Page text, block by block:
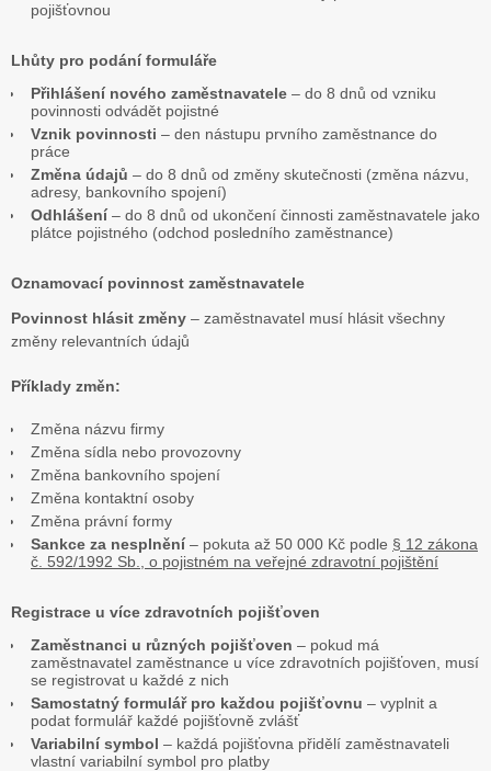
pojišťovnou
Lhůty pro podání formuláře
Přihlášení nového zaměstnavatele – do 8 dnů od vzniku
povinnosti odvádět pojistné
Vznik povinnosti – den nástupu prvního zaměstnance do
práce
Změna údajů – do 8 dnů od změny skutečnosti (změna názvu,
adresy, bankovního spojení)
Odhlášení– do 8 dnů od ukončení činnosti zaměstnavatele jako
plátce pojistného (odchod posledního zaměstnance)
Oznamovací povinnost zaměstnavatele
Povinnost hlásit změny – zaměstnavatel musí hlásit všechny
změny relevantních údajů
Příklady změn:
Změna názvu firmy
Změna sídla nebo provozovny
Změna bankovního spojení
Změna kontaktní osoby
Změna právní formy
Sankce za nesplnění– pokuta až 50 000 Kč podle § 12 zákona
č. 592/1992 Sb., o pojistném na veřejné zdravotní pojištění
Registrace u více zdravotních pojišťoven
Zaměstnanci u různých pojišťoven – pokud má
zaměstnavatel zaměstnance u více zdravotních pojišťoven, musí
se registrovat u každé z nich
Samostatný formulář pro každou pojišťovnu – vyplnit a
podat formulář každé pojišťovně zvlášť
Variabilní symbol – každá pojišťovna přidělí zaměstnavateli
vlastní variabilní symbol pro platby